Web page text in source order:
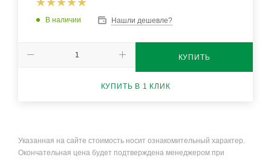
В наличии Нашли дешевле?
КУПИТЬ
КУПИТЬ В 1 КЛИК
Указанная на сайте стоимость носит ознакомительный характер.
Окончательная цена будет подтверждена менеджером при